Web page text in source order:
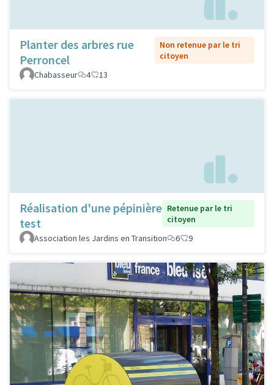
Planter des arbres rue
Perroncel
Non retenue par le tri
citoyen
Chabasseur
4 13
Réalisation d'une pépinière
test
Retenue par le tri
citoyen
Association les Jardins en Transition
6 9